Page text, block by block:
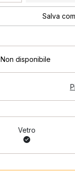
Salva
Non disponibile
Vetro